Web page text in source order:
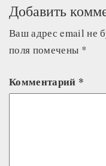
Добавить
Ваш адрес email не
поля помечены *
Комментарий *